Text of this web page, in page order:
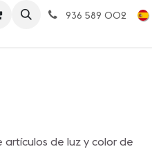
936 589 002
de luz y color de